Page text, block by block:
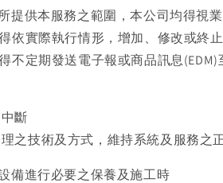
提供本服務之範圍，本公司均得視
依實際執行情形，增加、修改或終
不定期發送電子報或商品訊息
斷
之技術及方式，維持系統及服務之
備進行必要之保養及施工時